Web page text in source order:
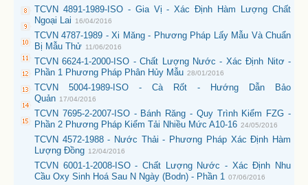
TCVN 4891-1989-ISO - Gia Vị - Xác Định Hàm Lượng Chất
Ngoại Lai
16/04/2016
TCVN 4787-1989 - Xi Măng - Phương Pháp Lấy Mẫu Và Chuẩn
Bị Mẫu Thử 11/06/2016
TCVN 6624-1-2000-ISO - Chất Lượng Nước - Xác Định Nitơ -
Phần 1 Phương Pháp Phân Hủy Mẫu 28/01/2016
TCVN 5004-1989-ISO - Cà Rốt - Hướng Dẫn Bảo
Quản 17/04/2016
TCVN 7695-2-2007-ISO - Bánh Răng - Quy Trình Kiểm FZG -
Phần 2 Phương Pháp Kiểm Tải Nhiều Mức A10-16 24/05/2016
TCVN 4572-1988 - Nước Thải - Phương Pháp Xác Định Hàm
Lượng Đồng 12/04/2016
TCVN 6001-1-2008-ISO - Chất Lượng Nước - Xác Định Nhu
Cầu Oxy Sinh Hoá Sau N Ngày (Bodn) - Phần 1
07/06/2016